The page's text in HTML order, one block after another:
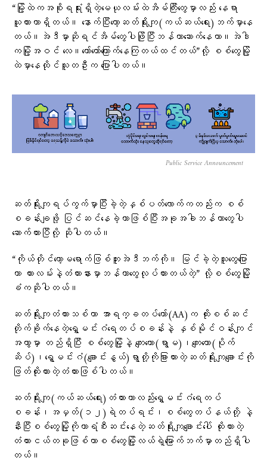
“မြို့ထဲကအစိုးရရုံးရှိတဲ့မေယုလမ်းထဲအိမ်ကြီးတွေမှာလည်း နေရာ
ယူထားတာရှိတယ်။ နောက်ပြီးတော့ဆတ်ရိုးကျ(ကယ်ဆယ်ရေး)ဘက်မှာနေ
တယ်။အဲဒီမှာဆိုရင်အိမ်တွေပါဖြိုပြီးဘန်ကာဆောက်နေတာ။အဲဒါ
ကမြို့အဝင် လေ။တော်တော်ကြောက်နေကြတယ်ထင်တယ်”လို့ စစ်တွေမြို့
ထဲမှာနေထိုင်သူတဦးက ပြောပါတယ်။
Public Service Announcement
ဆတ်ရိုးကျရပ်ကွက်မှာပြီးခဲ့တဲ့နှစ်ပတ်လောက်ကတည်းက စစ်
စခန်းချဖို့ ပြင်ဆင်နေခဲ့တာဖြစ်ပြီးအခုအခါဘန်ကာတွေပါ
ဆောက်ထားပြီလို့ ဆိုပါတယ်။
“ကိုယ်တိုင်တော့မရောက်ဖြစ်ဘူးအဲဒီဘက်ကို။ မြင်ခဲ့တဲ့သူတွေပြော
တာ ကားလမ်းနဲ့တံတားနားမှာဘန်ကာတွေလုပ်ထားတယ်တဲ့” လို့စစ်တွေမြို့
ခံကဆိုပါတယ်။
ဆတ်ရိုးကျတံတားသစ်ဟာ အာရက္ခတပ်တော်(AA)က ထိုးစစ်ဆင်
တိုက်ခိုက်နေတဲ့ရွှေမင်းဂံရေတပ်စခန်းနဲ့ နှစ်မိုင်ဝန်းကျင်
အကွာမှာ တည်ရှိပြီး စစ်တွေမြို့နဲ့ ကျေးတော(ရွာမ)၊ကျေးတော(ပိုက်
ဆိပ်)၊ရွှေမင်းဂံ(ချောင်းနွယ်)ရွာတို့ကိုခြားထားတဲ့ဆတ်ရိုးကျချောင်းကို
ဖြတ်ထိုးထားတဲ့တံတားဖြစ်ပါတယ်။
ဆတ်ရိုးကျ(ကယ်ဆယ်ရေး)တံတားဟာလည်းရွှေမင်းဂံရေတပ်
စခန်း၊အမှတ်(၁၂)ရဲတပ်ရင်း၊စစ်တွေတပ်နယ်တို့ နဲ့
နီးပြီးစစ်တွေမြို့ကိုကာရံစီးဆင်းနေတဲ့ဆတ်ရိုးကျချောင်းပေါ် ထိုးထားတဲ့
တံတားငယ်တခုဖြစ်ကာစစ်တွေမြို့လယ်ရဲ့မြောက်ဘက်မှာတည်ရှိပါ
တယ်။